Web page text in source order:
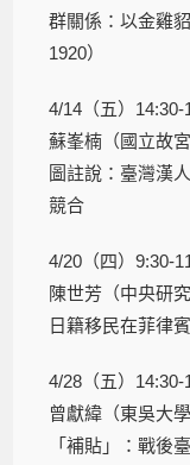
群關係：以金雞
1920）
4/14（五）14:30-
蘇峯楠（國立故
圖註說：臺灣漢
競合
4/20（四）9:30-
陳世芳（中央研
日籍移民在菲律
4/28（五）14:30-
曾獻緯（東吳大
「補貼」：戰後